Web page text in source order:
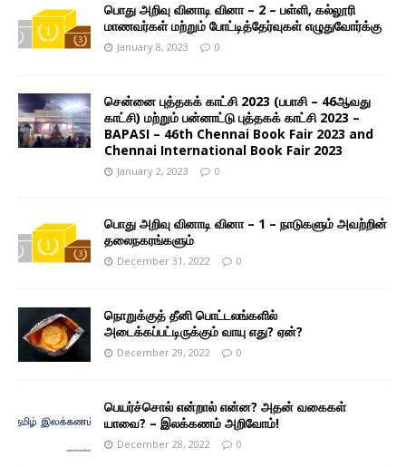
பொது அறிவு வினாடி வினா – 2 – பள்ளி, கல்லூரி
மாணவர்கள் மற்றும் போட்டித்தேர்வுகள் எழுதுவோர்க்கு
January 8, 2023 0
சென்னை புத்தகக் காட்சி 2023 (பபாசி – 46ஆவது
காட்சி) மற்றும் பன்னாட்டு புத்தகக் காட்சி 2023 –
BAPASI – 46th Chennai Book Fair 2023 and
Chennai International Book Fair 2023
January 2, 2023 0
பொது அறிவு வினாடி வினா – 1 – நாடுகளும் அவற்றின்
தலைநகரங்களும்
December 31, 2022 0
நொறுக்குத் தீனி பொட்டலங்களில்
அடைக்கப்பட்டிருக்கும் வாயு எது? ஏன்?
December 29, 2022 0
பெயர்ச்சொல் என்றால் என்ன? அதன் வகைகள்
யாவை? – இலக்கணம் அறிவோம்!
December 28, 2022 0